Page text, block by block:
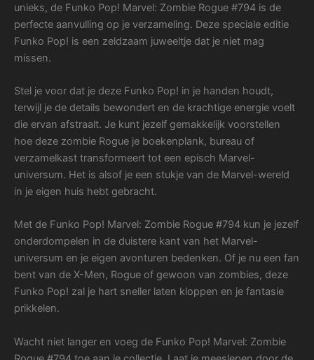
unieks, de Funko Pop! Marvel: Zombie Rogue #794 is de
perfecte aanvulling op je verzameling. Deze speciale editie
Funko Pop! is een zeldzaam juweeltje dat je niet mag
missen.
Stel je voor dat je deze Funko Pop! in je handen houdt,
terwijl je de details bewondert en de krachtige energie voelt
die ervan afstraalt. Je kunt jezelf gemakkelijk voorstellen
hoe deze zombie Rogue je boekenplank, bureau of
verzamelkast transformeert tot een episch Marvel-
universum. Het is alsof je een stukje van de Marvel-wereld
in je eigen huis hebt gebracht.
Met de Funko Pop! Marvel: Zombie Rogue #794 kun je jezelf
onderdompelen in de duistere kant van het Marvel-
universum en je eigen avonturen bedenken. Of je nu een fan
bent van de X-Men, Rogue of gewoon van zombies, deze
Funko Pop! zal je hart sneller laten kloppen en je fantasie
prikkelen.
Wacht niet langer en voeg de Funko Pop! Marvel: Zombie